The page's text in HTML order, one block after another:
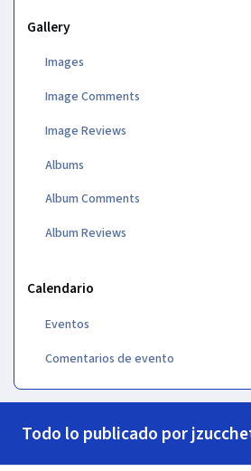
Gallery
Images
Image Comments
Image Reviews
Albums
Album Comments
Album Reviews
Calendario
Eventos
Comentarios de evento
Todo lo publicado por